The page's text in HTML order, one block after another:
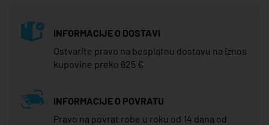
INFORMACIJE O DOSTAVI
Ostvarite pravo na besplatnu dostavu na iznos
kupovine preko 625 €
INFORMACIJE O POVRATU
Pravo na povrat robe u roku od 14 dana od